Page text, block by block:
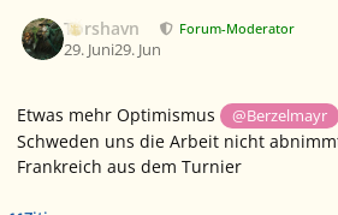
Torshavn Forum-Moderator
29. Juni29. Jun
Etwas mehr Optimismus @Berzelmayr
Schweden uns die Arbeit nicht
Frankreich aus dem Turnier